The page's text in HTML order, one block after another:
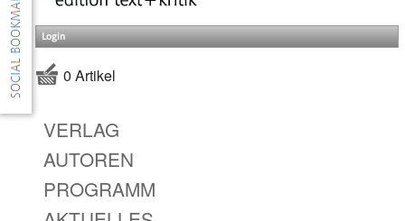
Login
0 Artikel
VERLAG
AUTOREN
PROGRAMM